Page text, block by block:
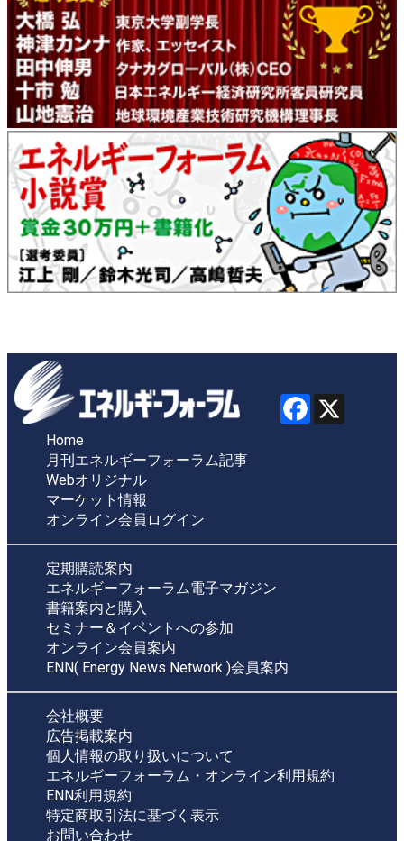
Home
月刊エネルギーフォーラム記事
Webオリジナル
マーケット情報
オンライン会員ログイン
定期購読案内
エネルギーフォーラム電子マガジン
書籍案内と購入
セミナー＆イベントへの参加
オンライン会員案内
ENN( Energy News Network )会員案内
会社概要
広告掲載案内
個人情報の取り扱いについて
エネルギーフォーラム・オンライン利用規約
ENN利用規約
特定商取引法に基づく表示
お問い合わせ